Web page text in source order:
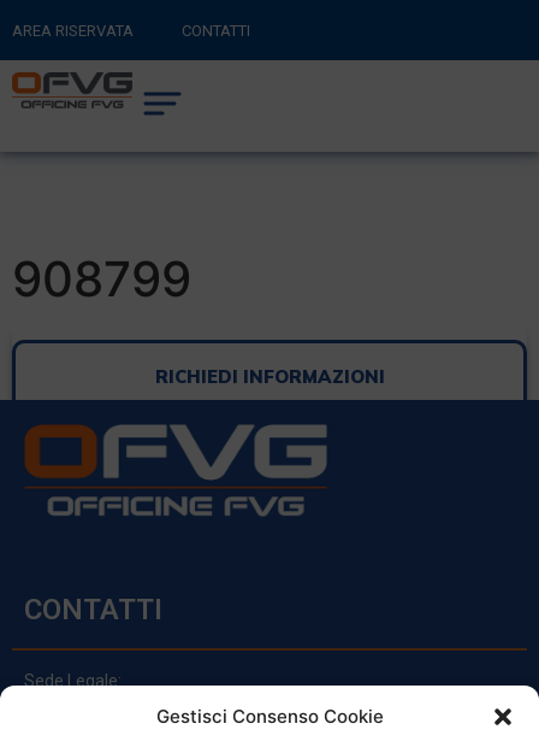
Gestisci Consenso Cookie
AREA RISERVATA CONTATTI
RITORNA AL SITO PRINCIPALE
CARRELLO
908799
RICHIEDI INFORMAZIONI
CONTATTI
Sede Legale:
Via Principe Di Udine 144